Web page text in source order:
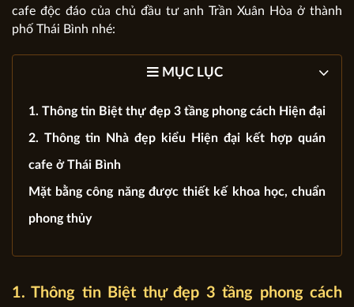
cafe độc đáo của chủ đầu tư anh Trần Xuân Hòa ở thành
phố Thái Bình nhé:
MỤC LỤC
1. Thông tin Biệt thự đẹp 3 tầng phong cách Hiện đại
2. Thông tin Nhà đẹp kiểu Hiện đại kết hợp quán
cafe ở Thái Bình
Mặt bằng công năng được thiết kế khoa học, chuẩn
phong thủy
1. Thông tin Biệt thự đẹp 3 tầng phong cách